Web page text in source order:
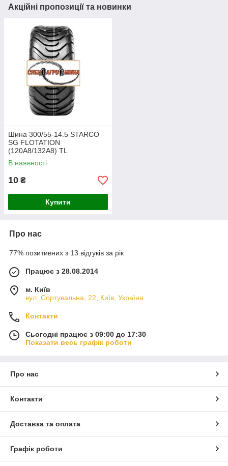
Акційні пропозиції та новинки
Шина 300/55-14.5 STARCO
SG FLOTATION
(120A8/132A8) TL
В наявності
10 ₴
Купити
Про нас
77% позитивних з 13 відгуків за рік
Працює з 28.08.2014
м. Київ
вул. Сортувальна, 22, Київ, Україна
Контакти
Сьогодні працює з 09:00 до 17:30
Показати весь графік роботи
Про нас
Контакти
Доставка та оплата
Графік роботи